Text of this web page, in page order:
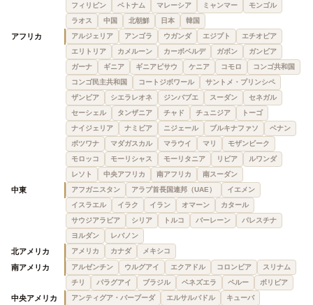
フィリピン
ベトナム マレーシア ミャンマー
モンゴル
ラオス
中国 北朝鮮 日本 韓国
アフリカ アルジェリア アンゴラ ウガンダ エジプト
エチオピア
エリトリア
カメルーン カーボベルデ ガボン
ガンビア
ガーナ
ギニア ギニアビサウ ケニア コモロ
コンゴ共和国
コンゴ民主共和国
コートジボワール
サントメ・プリンシペ
ザンビア
シエラレオネ ジンバブエ スーダン
セネガル
セーシェル
タンザニア チャド チュニジア
トーゴ
ナイジェリア
ナミビア ニジェール ブルキナファソ
ベナン
ボツワナ
マダガスカル マラウイ マリ
モザンビーク
モロッコ
モーリシャス モーリタニア リビア
ルワンダ
レソト
中央アフリカ 南アフリカ 南スーダン
中東 アフガニスタン アラブ首長国連邦（UAE）
イエメン
イスラエル
イラク イラン オマーン
カタール
サウジアラビア
シリア トルコ バーレーン
パレスチナ
ヨルダン
レバノン
北アメリカ アメリカ カナダ メキシコ
南アメリカ アルゼンチン ウルグアイ エクアドル コロンビア
スリナム
チリ
パラグアイ ブラジル ベネズエラ ペルー ボリビア
中央アメリカ アンティグア・バーブーダ エルサルバドル キューバ